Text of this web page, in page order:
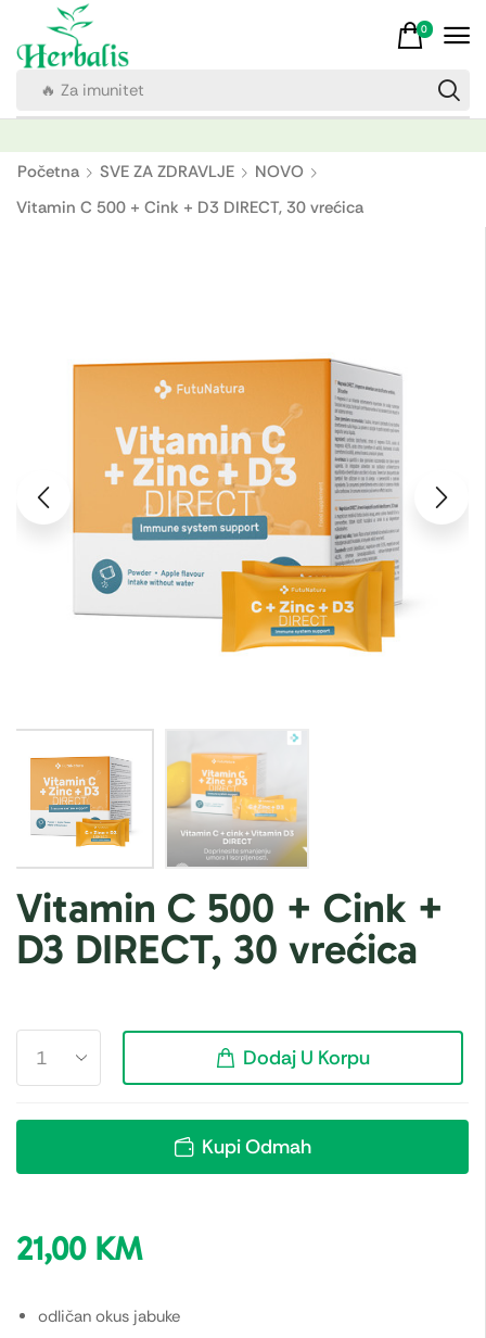
🔥 Za imunitet
0
Početna SVE ZA ZDRAVLJE
NOVO
Vitamin C 500 + Cink + D3 DIRECT, 30 vrećica
Vitamin C 500 + Cink +
D3 DIRECT, 30 vrećica
Dodaj U Korpu
Kupi Odmah
21,00 KM
odličan okus jabuke